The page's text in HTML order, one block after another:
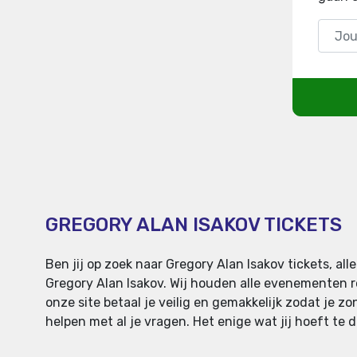
GREGORY ALAN ISAKOV TICKETS
Ben jij op zoek naar Gregory Alan Isakov tickets,
Gregory Alan Isakov. Wij houden alle
onze site betaal je veilig en gemakkelijk zodat je
helpen met al je vragen. Het enige wat jij hoeft te